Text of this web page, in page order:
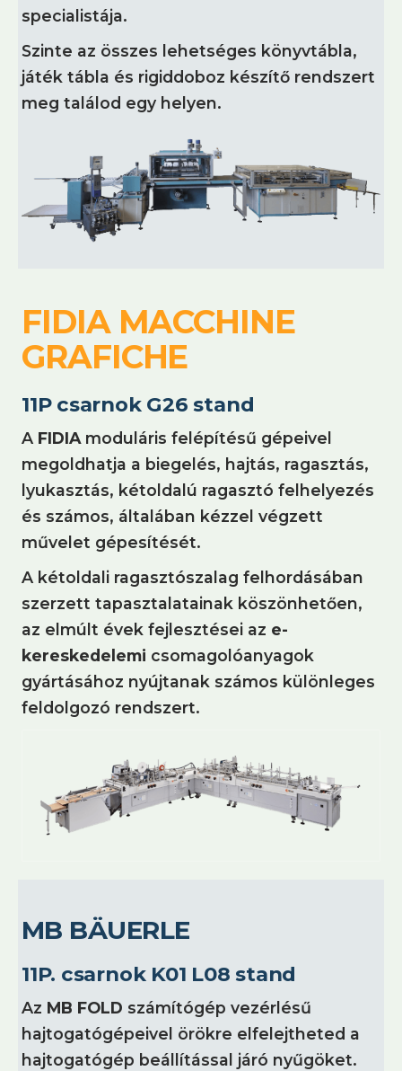
specialistája.
Szinte az összes lehetséges könyvtábla,
játék tábla és rigiddoboz készítő rendszert
meg találod egy helyen.
FIDIA MACCHINE
GRAFICHE
11P csarnok G26 stand
A FIDIAmoduláris felépítésű gépeivel
megoldhatja a biegelés, hajtás, ragasztás,
lyukasztás, kétoldalú ragasztó felhelyezés
és számos, általában kézzel végzett
művelet gépesítését.
A kétoldali ragasztószalag felhordásában
szerzett tapasztalatainak köszönhetően,
az elmúlt évek fejlesztései az e-
kereskedelemi csomagolóanyagok
gyártásához nyújtanak számos különleges
feldolgozó rendszert.
MB BÄUERLE
11P. csarnok K01 L08 stand
Az MB FOLD számítógép vezérlésű
hajtogatógépeivel örökre elfelejtheted a
hajtogatógép beállítással járó nyűgöket.